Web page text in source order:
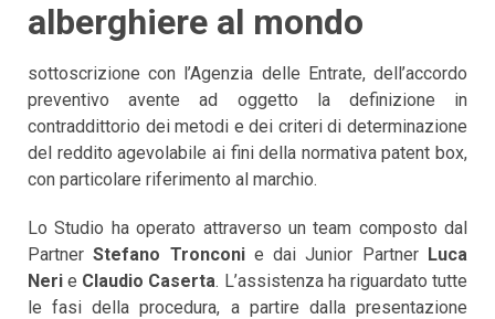
alberghiere al mondo
sottoscrizione con l’Agenzia delle Entrate, dell’accordo
preventivo avente ad oggetto la definizione in
contraddittorio dei metodi e dei criteri di determinazione
del reddito agevolabile ai fini della normativa patent box,
con particolare riferimento al marchio.
Lo Studio ha operato attraverso un team composto dal
PartnerStefano Tronconie dai Junior Partner Luca
Neri e Claudio Caserta. L’assistenza ha riguardato tutte
le fasi della procedura, a partire dalla presentazione